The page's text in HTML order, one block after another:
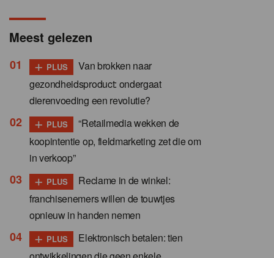
Meest gelezen
+ PLUS
Van brokken naar
gezondheidsproduct: ondergaat
dierenvoeding een revolutie?
+ PLUS
“Retailmedia wekken de
koopintentie op, fieldmarketing zet die om
in verkoop”
+ PLUS
Reclame in de winkel:
franchisenemers willen de touwtjes
opnieuw in handen nemen
+ PLUS
Elektronisch betalen: tien